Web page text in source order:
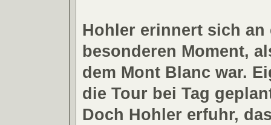
Hohler erinnert sich an
besonderen Moment,
dem Mont Blanc war.
die Tour bei Tag
Doch Hohler erfuhr,